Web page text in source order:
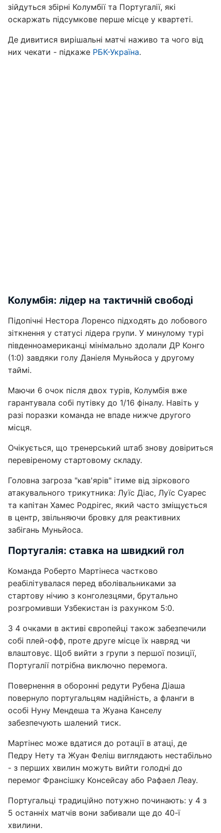
зійдуться збірні Колумбії та Португалії, які
оскаржать підсумкове перше місце у квартеті.
Де дивитися вирішальні матчі наживо та чого від
них чекати - підкаже РБК-Україна.
Колумбія: лідер на тактичній свободі
Підопічні Нестора Лоренсо підходять до лобового
зіткнення у статусі лідера групи. У минулому турі
південноамериканці мінімально здолали ДР Конго
(1:0) завдяки голу Даніеля Муньйоса у другому
таймі.
Маючи 6 очок після двох турів, Колумбія вже
гарантувала собі путівку до 1/16 фіналу. Навіть у
разі поразки команда не впаде нижче другого
місця.
Очікується, що тренерський штаб знову довіриться
перевіреному стартовому складу.
Головна загроза "кав'ярів" ітиме від зіркового
атакувального трикутника: Луїс Діас, Луїс Суарес
та капітан Хамес Родрігес, який часто зміщується
в центр, звільняючи бровку для реактивних
забігань Муньйоса.
Португалія: ставка на швидкий гол
Команда Роберто Мартінеса частково
реабілітувалася перед вболівальниками за
стартову нічию з конголезцями, брутально
розгромивши Узбекистан із рахунком 5:0.
З 4 очками в активі європейці також забезпечили
собі плей-офф, проте друге місце їх навряд чи
влаштовує. Щоб вийти з групи з першої позиції,
Португалії потрібна виключно перемога.
Повернення в оборонні редути Рубена Діаша
повернуло португальцям надійність, а фланги в
особі Нуну Мендеша та Жуана Канселу
забезпечують шалений тиск.
Мартінес може вдатися до ротації в атаці, де
Педру Нету та Жуан Феліш виглядають нестабільно
- з перших хвилин можуть вийти голодні до
перемог Франсішку Консейсау або Рафаел Леау.
Португальці традиційно потужно починають: у 4 з
5 останніх матчів вони забивали ще до 40-ї
хвилини.